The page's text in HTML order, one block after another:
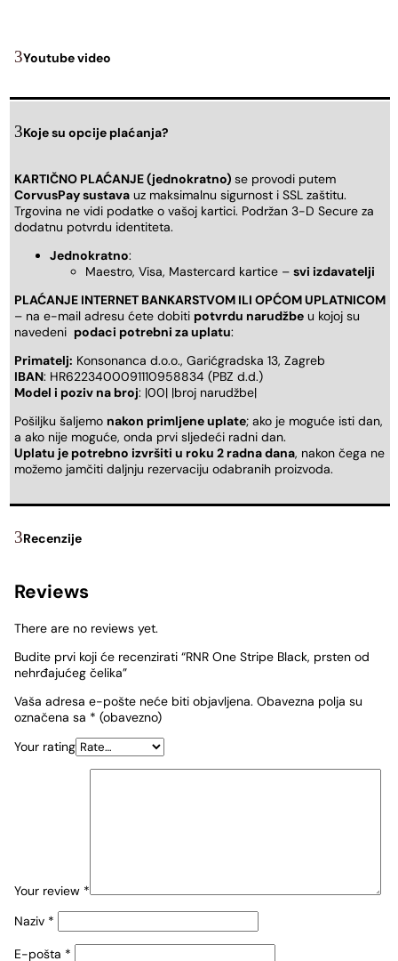
Youtube video
Koje su opcije plaćanja?
KARTIČNO PLAĆANJE (jednokratno) se provodi putem
CorvusPay sustava uz maksimalnu sigurnost i SSL zaštitu.
Trgovina ne vidi podatke o vašoj kartici. Podržan 3-D Secure za
dodatnu potvrdu identiteta.
Jednokratno:
Maestro, Visa, Mastercard kartice – svi izdavatelji
PLAĆANJE INTERNET BANKARSTVOM ILI OPĆOM UPLATNICOM
– na e-mail adresu ćete dobiti potvrdu narudžbe u kojoj su
navedeni podaci potrebni za uplatu:
Primatelj: Konsonanca d.o.o., Garićgradska 13, Zagreb
IBAN: HR6223400091110958834 (PBZ d.d.)
Model i poziv na broj: |00| |broj narudžbe|
Pošiljku šaljemo nakon primljene uplate; ako je moguće isti dan,
a ako nije moguće, onda prvi sljedeći radni dan.
Uplatu je potrebno izvršiti u roku 2 radna dana, nakon čega ne
možemo jamčiti daljnju rezervaciju odabranih proizvoda.
Recenzije
Reviews
There are no reviews yet.
Budite prvi koji će recenzirati “RNR One Stripe Black, prsten od
nehrđajućeg čelika”
Vaša adresa e-pošte neće biti objavljena. Obavezna polja su
označena sa * (obavezno)
Your rating
Your review *
Naziv *
E-pošta *